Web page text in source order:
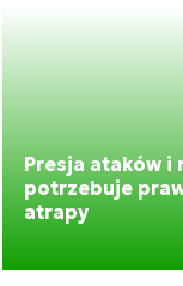
Presja ataków i
potrzebuje
atrapy